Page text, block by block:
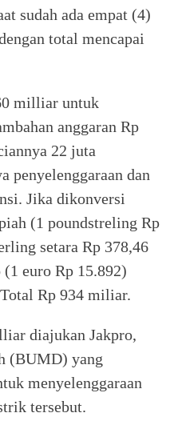
sudah ada empat (4)
total mencapai
milliar untuk
anggaran Rp
22 juta
penyelenggaraan dan
Jika dikonversi
(1 poundstreling Rp
setara Rp 378,46
euro Rp 15.892)
Rp 934 miliar.
diajukan Jakpro,
(BUMD) yang
menyelenggaraan
tersebut.